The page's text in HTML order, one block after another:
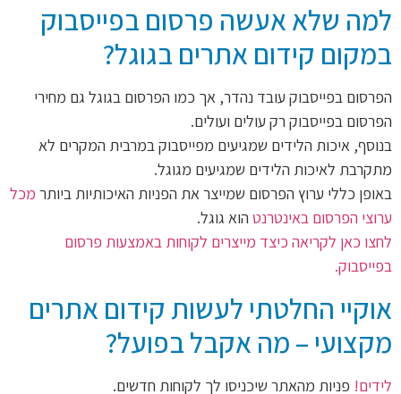
למה שלא אעשה פרסום בפייסבוק
במקום קידום אתרים בגוגל?
הפרסום בפייסבוק עובד נהדר, אך כמו הפרסום בגוגל גם מחירי
הפרסום בפייסבוק רק עולים ועולים.
בנוסף, איכות הלידים שמגיעים מפייסבוק במרבית המקרים לא
מתקרבת לאיכות הלידים שמגיעים מגוגל.
באופן כללי ערוץ הפרסום שמייצר את הפניות האיכותיות ביותר מכל
ערוצי הפרסום באינטרנט הוא גוגל.
לחצו כאן לקריאה כיצד מייצרים לקוחות באמצעות פרסום
בפייסבוק.
אוקיי החלטתי לעשות קידום אתרים
מקצועי – מה אקבל בפועל?
לידים! פניות מהאתר שיכניסו לך לקוחות חדשים.